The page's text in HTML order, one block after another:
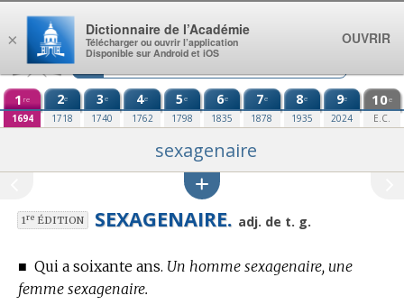
Aller au contenu
1 re
1694
2e
1718
3e
1740
4e
1762
5e
1798
6e
1835
7e
1878
8e
1935
9e
2024
10e
E.C.
sexagenaire
1reÉDITION SEXAGENAIRE. adj. de t. g.
■ Qui a soixante ans. Un homme sexagenaire, une
femme sexagenaire.
×
Dictionnaire de l’Académie
Télécharger ou ouvrir l’application
Disponible sur Android et iOS
OUVRIR